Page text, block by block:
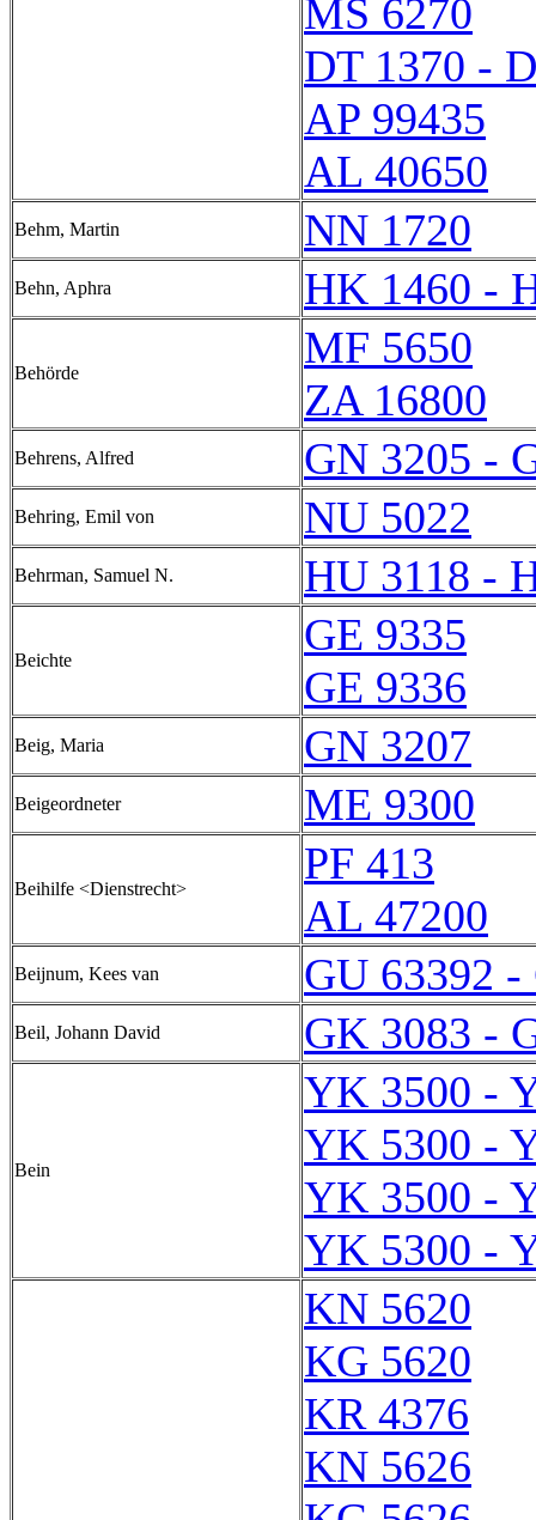
MS 6270
DT 1370 -
AP 99435
AL 40650
Behm, Martin NN 1720
Behn, Aphra HK 1460 -
Behörde
MF 5650
ZA 16800
Behrens, Alfred GN 3205 -
Behring, Emil von NU 5022
Behrman, Samuel N. HU 3118 -
Beichte
GE 9335
GE 9336
Beig, Maria GN 3207
Beigeordneter ME 9300
Beihilfe <Dienstrecht>
PF 413
AL 47200
Beijnum, Kees van GU 63392 -
Beil, Johann David GK 3083 -
Bein
YK 3500 -
YK 5300 -
YK 3500 -
YK 5300 -
KN 5620
KG 5620
KR 4376
KN 5626